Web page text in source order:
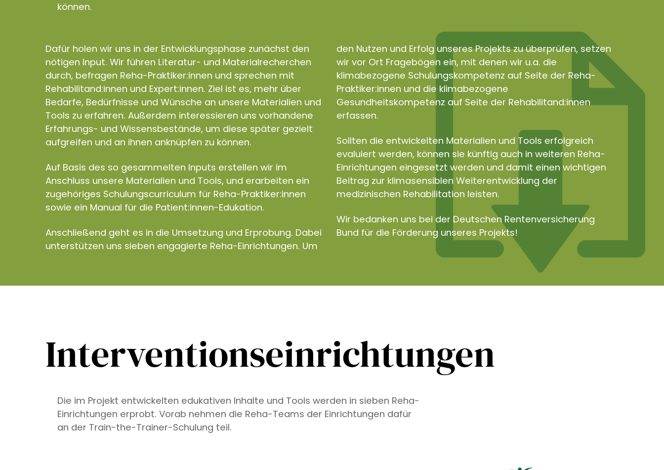
können.
Dafür holen wir uns in der Entwicklungsphase zunächst den
nötigen Input. Wir führen Literatur- und Materialrecherchen
durch, befragen Reha-Praktiker:innen und sprechen mit
Rehabilitand:innen und Expert:innen. Ziel ist es, mehr über
Bedarfe, Bedürfnisse und Wünsche an unsere Materialien und
Tools zu erfahren. Außerdem interessieren uns vorhandene
Erfahrungs- und Wissensbestände, um diese später gezielt
aufgreifen und an ihnen anknüpfen zu können.
Auf Basis des so gesammelten Inputs erstellen wir im
Anschluss unsere Materialien und Tools, und erarbeiten ein
zugehöriges Schulungscurriculum für Reha-Praktiker:innen
sowie ein Manual für die Patient:innen-Edukation.
Anschließend geht es in die Umsetzung und Erprobung. Dabei
unterstützen uns sieben engagierte Reha-Einrichtungen. Um
den Nutzen und Erfolg unseres Projekts zu überprüfen, setzen
wir vor Ort Fragebögen ein, mit denen wir u.a. die
klimabezogene Schulungskompetenz auf Seite der Reha-
Praktiker:innen und die klimabezogene
Gesundheitskompetenz auf Seite der Rehabilitand:innen
erfassen.
Sollten die entwickelten Materialien und Tools erfolgreich
evaluiert werden, können sie künftig auch in weiteren Reha-
Einrichtungen eingesetzt werden und damit einen wichtigen
Beitrag zur klimasensiblen Weiterentwicklung der
medizinischen Rehabilitation leisten.
Wir bedanken uns bei der Deutschen Rentenversicherung
Bund für die Förderung unseres Projekts!
Interventionseinrichtungen
Die im Projekt entwickelten edukativen Inhalte und Tools werden in sieben Reha-
Einrichtungen erprobt. Vorab nehmen die Reha-Teams der Einrichtungen dafür
an der Train-the-Trainer-Schulung teil.